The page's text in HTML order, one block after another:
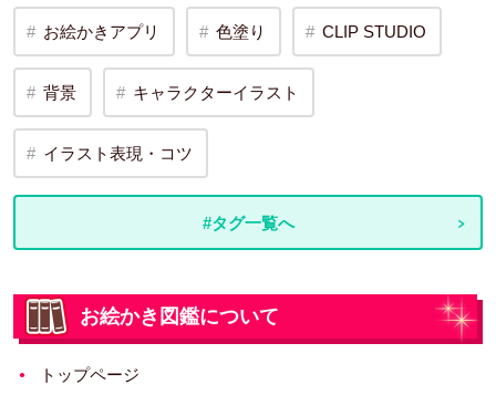
お絵かきアプリ 色塗り CLIP STUDIO
背景 キャラクターイラスト
イラスト表現・コツ
#タグ一覧へ
お絵かき図鑑について
トップページ